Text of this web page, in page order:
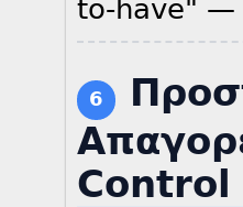
to-have" —
6
Control